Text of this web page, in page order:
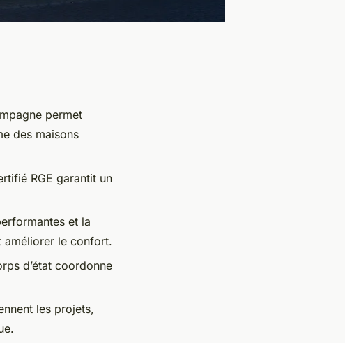
permet
des maisons
RGE garantit un
et la
améliorer le confort.
d’état coordonne
les projets,